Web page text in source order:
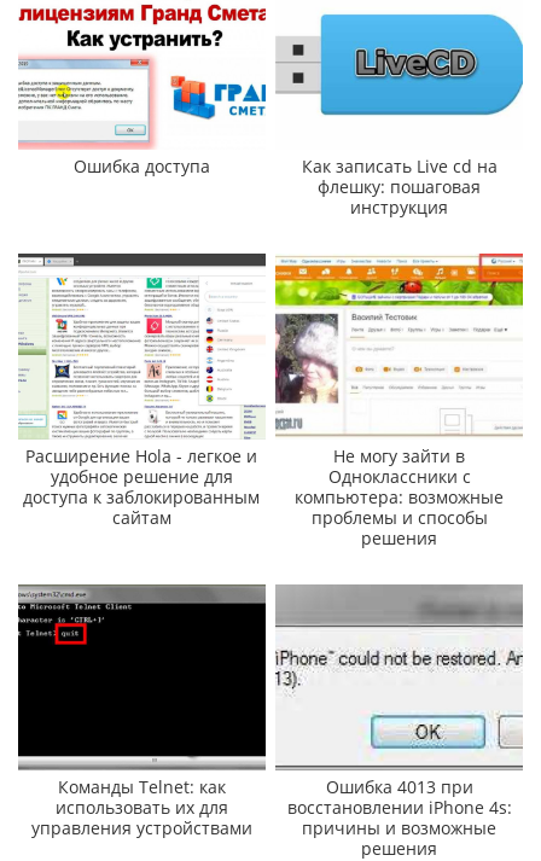
Ошибка доступа
Как записать Live cd на
флешку: пошаговая
инструкция
Расширение Hola - легкое и
удобное решение для
доступа к заблокированным
сайтам
Не могу зайти в
Одноклассники с
компьютера: возможные
проблемы и способы
решения
Команды Telnet: как
использовать их для
управления устройствами
Ошибка 4013 при
восстановлении iPhone 4s:
причины и возможные
решения